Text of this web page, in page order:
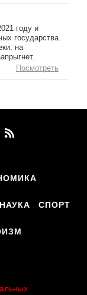
году и
государства.
на
Посмотреть
НАУКА СПОРТ